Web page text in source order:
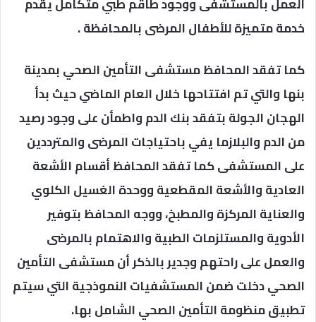
خدمة متميزة للأطفال المرضى بالمحافظة .
كما تفقد المحافظ مستشفى التأمين الصحي بمدينة
بنها والتي تم افتتاحها خلال العام الماضي حيث بدأ
الهجان الجولة بتفقد بنك الدم واطمأن على وجود رصيد
من الدم والبلازما يفي باحتياجات المرضى والمترددين
على المستشفى كما تفقد المحافظ أقسام الأشعة
العادية والأشعة المقطعية ووحدة الغسيل الكلوي
والعناية المركزة والمطبخ، ووجه المحافظ بتوفير
الأدوية والمستلزمات الطبية والاهتمام بالمرضى
والعمل على راحتهم وجدير بالذكر أن مستشفى التأمين
الصحي دخلت ضمن المستشفيات النموذجية التي سيتم
تطبيق منظومة التأمين الصحي الشامل بها.